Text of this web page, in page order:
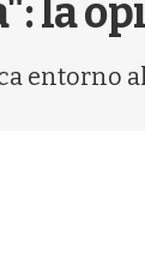
la
entorno